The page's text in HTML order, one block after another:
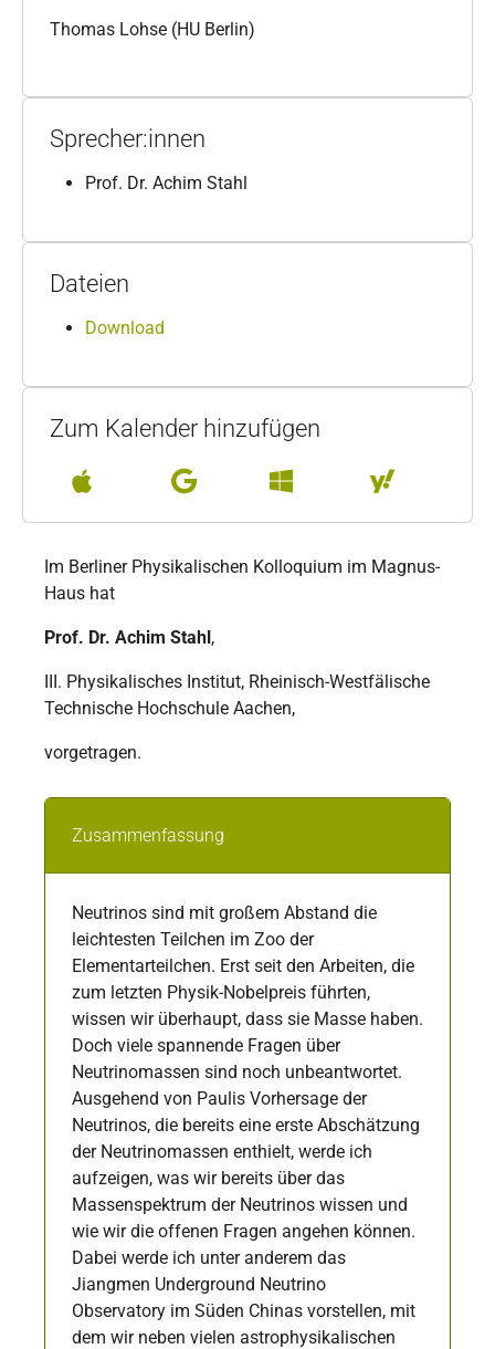
Thomas Lohse (HU Berlin)
Sprecher:innen
Prof. Dr. Achim Stahl
Dateien
Download
Zum Kalender hinzufügen
Im Berliner Physikalischen Kolloquium im Magnus-
Haus hat
Prof. Dr. Achim Stahl,
III. Physikalisches Institut, Rheinisch-Westfälische
Technische Hochschule Aachen,
vorgetragen.
Zusammenfassung
Neutrinos sind mit großem Abstand die
leichtesten Teilchen im Zoo der
Elementarteilchen. Erst seit den Arbeiten, die
zum letzten Physik-Nobelpreis führten,
wissen wir überhaupt, dass sie Masse haben.
Doch viele spannende Fragen über
Neutrinomassen sind noch unbeantwortet.
Ausgehend von Paulis Vorhersage der
Neutrinos, die bereits eine erste Abschätzung
der Neutrinomassen enthielt, werde ich
aufzeigen, was wir bereits über das
Massenspektrum der Neutrinos wissen und
wie wir die offenen Fragen angehen können.
Dabei werde ich unter anderem das
Jiangmen Underground Neutrino
Observatory im Süden Chinas vorstellen, mit
dem wir neben vielen astrophysikalischen